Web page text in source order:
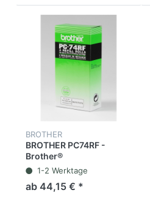
BROTHER
BROTHER PC74RF -
Brother®
Thermotransferrolle, PC-
74RF, Schwarz, 144
Seiten, 4 Stück
1-2 Werktage
ab 44,15 € *